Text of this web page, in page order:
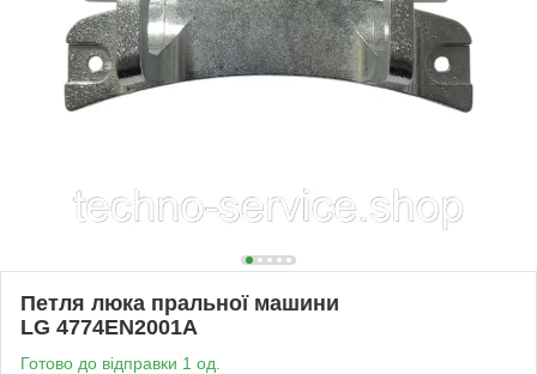
Петля люка пральної машини
LG 4774EN2001A
Готово до відправки 1 од.